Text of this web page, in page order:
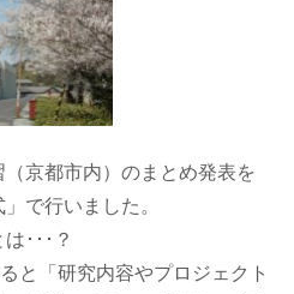
京都市内）のまとめ発表を
で行いました。
･･･？
と「研究内容やプロジェクト